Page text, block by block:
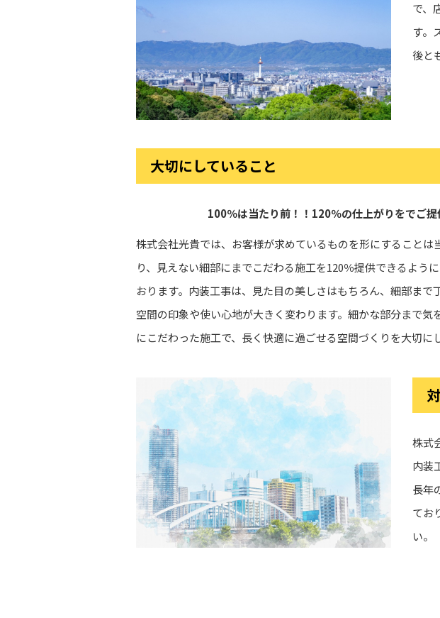
で、
す。
後と
大切にしていること
100％は当たり前！！120％の仕上がりをでご提
株式会社光貴では、お客様が求めているものを形にすることは
り、見えない細部にまでこだわる施工を120％提供できるよう
おります。内装工事は、見た目の美しさはもちろん、細部まで
空間の印象や使い心地が大きく変わります。細かな部分まで気
にこだわった施工で、長く快適に過ごせる空間づくりを大切に
株式
内装
長年
てお
い。